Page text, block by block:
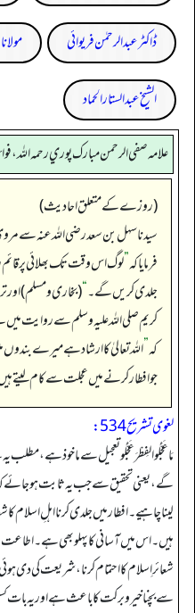
ڈاکٹر عبدالرحمٰن فریوائی
الشیخ عبدالستار الحماد
علامه صفي الرحمن مبارك پوري رحمه الله،
(روزے کے متعلق احادیث)
سیدنا سہل بن سعد رضی اللہ عنہ سے
فرمایا کہ”لوگ اس وقت تک بھلائی پر
جلدی کریں گے۔“(بخاری و مسلم) اور
کریم صلی اللہ علیہ وسلم سے روایت میں
کہ”اللہ تعالیٰ کا ارشاد ہے میرے
جو افطار کرنے میں عجلت سے کام لیتے
لغوی تشریح 534:
مَاعَجَّلُو الفِطْرَ عَجَّلُو تعجیل سے ماخوذ ہے،
گے، یعنی تحقیق سے جب یہ ثابت ہو جائے
لینا چاہیے۔ افطار میں جلدی کرنااہلِ
ہیں۔ اس میں آسانی کا پہلو بھی ہے۔
شعائرِ اسلام کا احتمام کرنا، شریعت کی دی
سے بچنا خیر و برکت کا باعث ہے اور یہ